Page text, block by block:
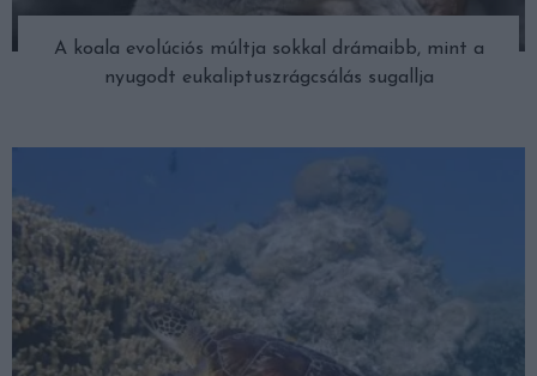
A koala evolúciós múltja sokkal drámaibb, mint a
nyugodt eukaliptuszrágcsálás sugallja